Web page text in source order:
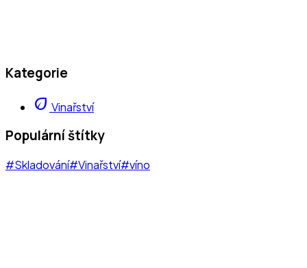
Kategorie
eco Vinařství
Populární štítky
#Skladování#Vinařství#víno